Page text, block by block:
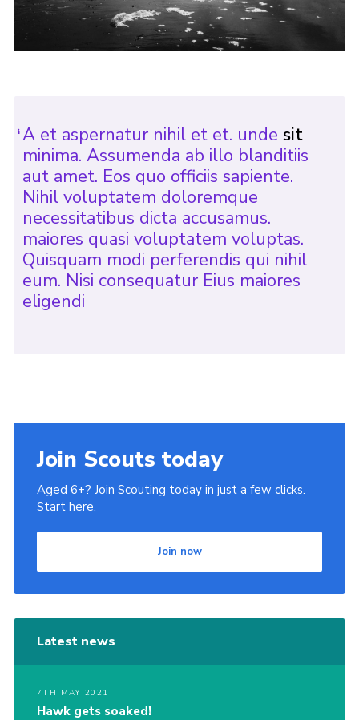
A et aspernatur nihil et et. unde sit
minima. Assumenda ab illo blanditiis
aut amet. Eos quo officiis sapiente.
Nihil voluptatem doloremque
necessitatibus dicta accusamus.
maiores quasi voluptatem voluptas.
Quisquam modi perferendis qui nihil
eum. Nisi consequatur Eius maiores
eligendi
Join Scouts today
Aged 6+? Join Scouting today in just a few clicks.
Start here.
Join now
Latest news
7TH MAY 2021
Hawk gets soaked!